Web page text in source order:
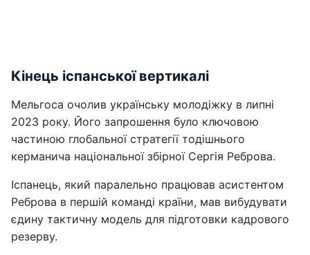
Кінець іспанської вертикалі
Мельгоса очолив українську молодіжку в липні
2023 року. Його запрошення було ключовою
частиною глобальної стратегії тодішнього
керманича національної збірної Сергія Реброва.
Іспанець, який паралельно працював асистентом
Реброва в першій команді країни, мав вибудувати
єдину тактичну модель для підготовки кадрового
резерву.